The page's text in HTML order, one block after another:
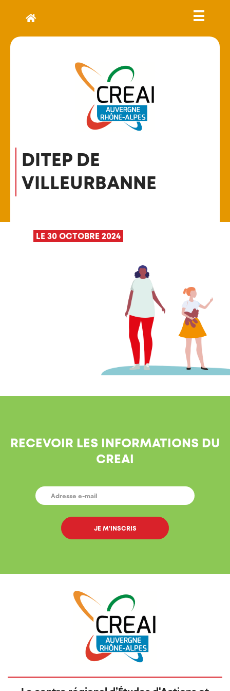
DITEP DE
VILLEURBANNE
LE 30 OCTOBRE 2024
RECEVOIR LES INFORMATIONS DU
CREAI
E-
MAIL *